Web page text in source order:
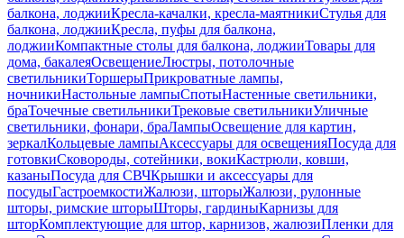
балкона, лоджииКресла-качалки, кресла-маятникиСтулья для
балкона, лоджииКресла, пуфы для балкона,
лоджииКомпактные столы для балкона, лоджииТовары для
дома, бакалеяОсвещениеЛюстры, потолочные
светильникиТоршерыПрикроватные лампы,
ночникиНастольные лампыСпотыНастенные светильники,
браТочечные светильникиТрековые светильникиУличные
светильники, фонари, браЛампыОсвещение для картин,
зеркалКольцевые лампыАксессуары для освещенияПосуда для
готовкиСковороды, сотейники, вокиКастрюли, ковши,
казаныПосуда для СВЧКрышки и аксессуары для
посудыГастроемкостиЖалюзи, шторыЖалюзи, рулонные
шторы, римские шторыШторы, гардиныКарнизы для
шторКомплектующие для штор, карнизов, жалюзиПленки для